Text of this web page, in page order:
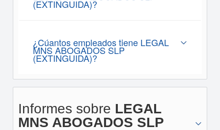
(EXTINGUIDA)?
¿Cúantos empleados tiene LEGAL
MNS ABOGADOS SLP
(EXTINGUIDA)?
Informes sobre LEGAL
MNS ABOGADOS SLP